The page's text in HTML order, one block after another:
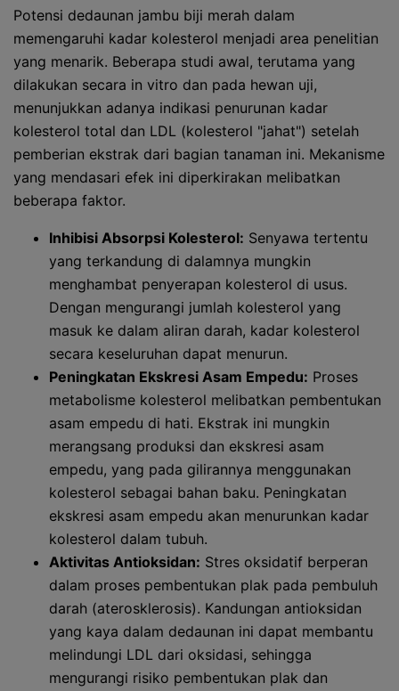
Potensi dedaunan jambu biji merah dalam
memengaruhi kadar kolesterol menjadi area penelitian
yang menarik. Beberapa studi awal, terutama yang
dilakukan secara in vitro dan pada hewan uji,
menunjukkan adanya indikasi penurunan kadar
kolesterol total dan LDL (kolesterol "jahat") setelah
pemberian ekstrak dari bagian tanaman ini. Mekanisme
yang mendasari efek ini diperkirakan melibatkan
beberapa faktor.
Inhibisi Absorpsi Kolesterol: Senyawa tertentu
yang terkandung di dalamnya mungkin
menghambat penyerapan kolesterol di usus.
Dengan mengurangi jumlah kolesterol yang
masuk ke dalam aliran darah, kadar kolesterol
secara keseluruhan dapat menurun.
Peningkatan Ekskresi Asam Empedu: Proses
metabolisme kolesterol melibatkan pembentukan
asam empedu di hati. Ekstrak ini mungkin
merangsang produksi dan ekskresi asam
empedu, yang pada gilirannya menggunakan
kolesterol sebagai bahan baku. Peningkatan
ekskresi asam empedu akan menurunkan kadar
kolesterol dalam tubuh.
Aktivitas Antioksidan: Stres oksidatif berperan
dalam proses pembentukan plak pada pembuluh
darah (aterosklerosis). Kandungan antioksidan
yang kaya dalam dedaunan ini dapat membantu
melindungi LDL dari oksidasi, sehingga
mengurangi risiko pembentukan plak dan